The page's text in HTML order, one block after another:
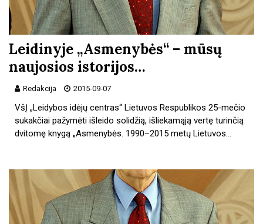
Leidinyje „Asmenybės“ – mūsų
naujosios istorijos…
Redakcija 2015-09-07
VšĮ „Leidybos idėjų centras“ Lietuvos Respublikos 25-mečio
sukakčiai pažymėti išleido solidžią, išliekamąją vertę turinčią
dvitomę knygą „Asmenybės. 1990–2015 metų Lietuvos…